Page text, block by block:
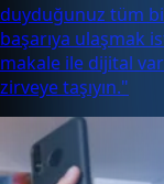
duyduğunuz tüm
başarıya ulaşmak
makale ile dijital
zirveye taşıyın."